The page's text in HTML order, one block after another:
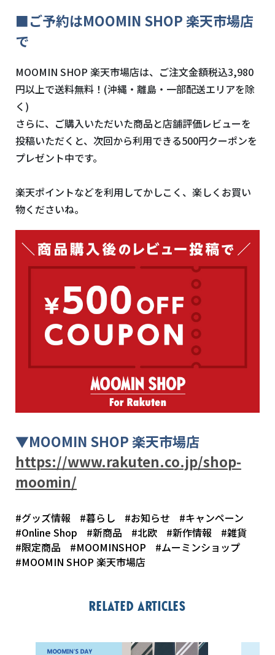
■ご予約はMOOMIN SHOP 楽天市場店
で
MOOMIN SHOP 楽天市場店は、ご注文金額税込3,980
円以上で送料無料！(沖縄・離島・一部配送エリアを除
く)
さらに、ご購入いただいた商品と店舗評価レビューを
投稿いただくと、次回から利用できる500円クーポンを
プレゼント中です。
楽天ポイントなどを利用してかしこく、楽しくお買い
物くださいね。
▼MOOMIN SHOP 楽天市場店
https://www.rakuten.co.jp/shop-
moomin/
#グッズ情報 #暮らし #お知らせ
#キャンペーン
#Online Shop
#新商品 #北欧 #新作情報
#雑貨
#限定商品
#MOOMINSHOP
#ムーミンショップ
#MOOMIN SHOP 楽天市場店
Related articles